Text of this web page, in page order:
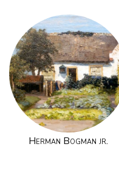
Herman Bogman jr.